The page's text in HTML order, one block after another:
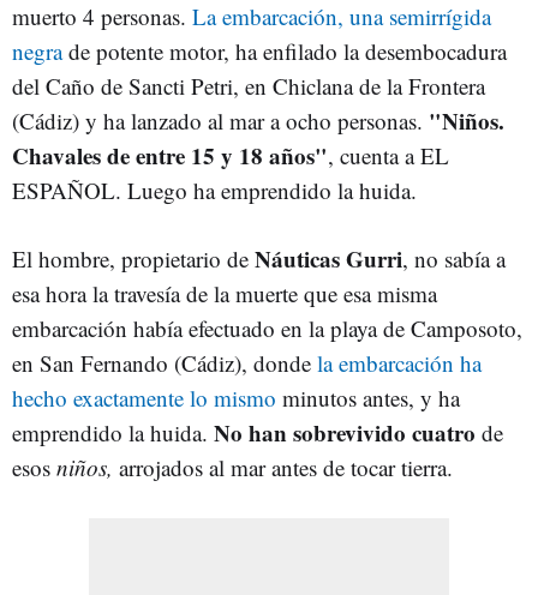
muerto 4 personas. La embarcación, una semirrígida
negrade potente motor, ha enfilado la desembocadura
del Caño de Sancti Petri, en Chiclana de la Frontera
(Cádiz) y ha lanzado al mar a ocho personas. "Niños.
Chavales de entre 15 y 18 años", cuenta a EL
ESPAÑOL. Luego ha emprendido la huida.
El hombre, propietario de Náuticas Gurri, no sabía a
esa hora la travesía de la muerte que esa misma
embarcación había efectuado en la playa de Camposoto,
en San Fernando (Cádiz), donde la embarcación ha
hecho exactamente lo mismo minutos antes, y ha
emprendido la huida. No han sobrevivido cuatro de
esos niños, arrojados al mar antes de tocar tierra.